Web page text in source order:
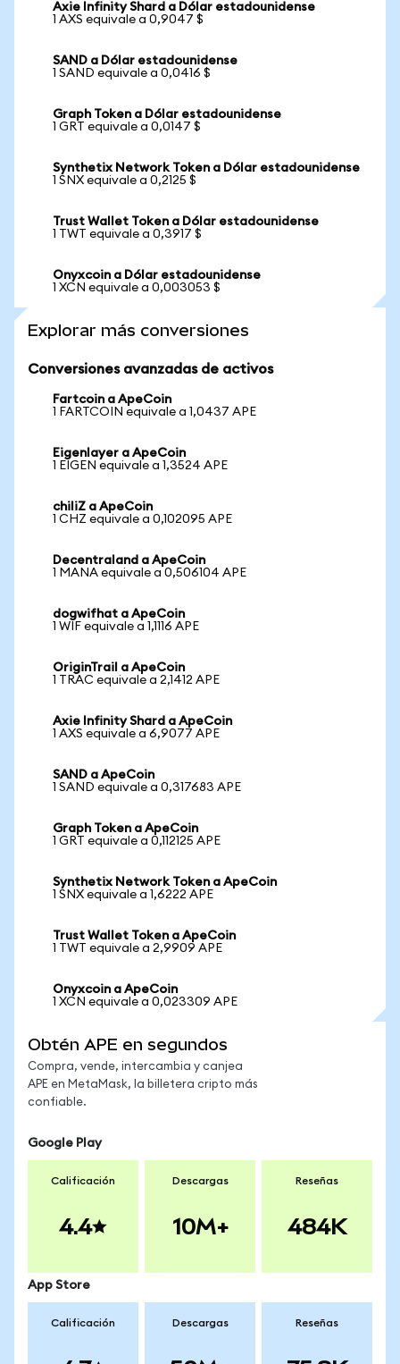
Axie Infinity Shard a Dólar estadounidense
1 AXS equivale a 0,9047 $
SAND a Dólar estadounidense
1 SAND equivale a 0,0416 $
Graph Token a Dólar estadounidense
1 GRT equivale a 0,0147 $
Synthetix Network Token a Dólar estadounidense
1 SNX equivale a 0,2125 $
Trust Wallet Token a Dólar estadounidense
1 TWT equivale a 0,3917 $
Onyxcoin a Dólar estadounidense
1 XCN equivale a 0,003053 $
Explorar más conversiones
Conversiones avanzadas de activos
Fartcoin a ApeCoin
1 FARTCOIN equivale a 1,0437 APE
Eigenlayer a ApeCoin
1 EIGEN equivale a 1,3524 APE
chiliZ a ApeCoin
1 CHZ equivale a 0,102095 APE
Decentraland a ApeCoin
1 MANA equivale a 0,506104 APE
dogwifhat a ApeCoin
1 WIF equivale a 1,1116 APE
OriginTrail a ApeCoin
1 TRAC equivale a 2,1412 APE
Axie Infinity Shard a ApeCoin
1 AXS equivale a 6,9077 APE
SAND a ApeCoin
1 SAND equivale a 0,317683 APE
Graph Token a ApeCoin
1 GRT equivale a 0,112125 APE
Synthetix Network Token a ApeCoin
1 SNX equivale a 1,6222 APE
Trust Wallet Token a ApeCoin
1 TWT equivale a 2,9909 APE
Onyxcoin a ApeCoin
1 XCN equivale a 0,023309 APE
Obtén APE en segundos
Compra, vende, intercambia y canjea
APE en MetaMask, la billetera cripto más
confiable.
Google Play
Calificación
4.4
Descargas
10M+
Reseñas
484K
App Store
Calificación Descargas Reseñas